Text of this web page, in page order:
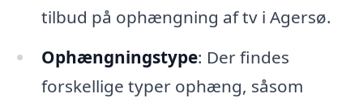
tilbud på ophængning af tv i Agersø.
Ophængningstype: Der findes
forskellige typer ophæng, såsom